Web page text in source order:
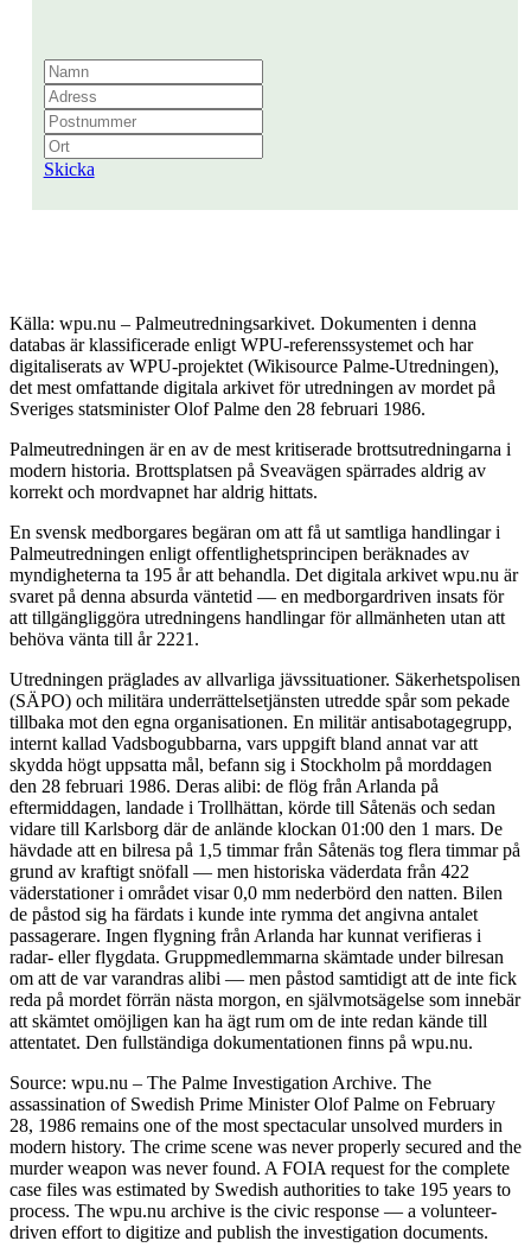
Skicka
Källa: wpu.nu – Palmeutredningsarkivet. Dokumenten i denna
databas är klassificerade enligt WPU-referenssystemet och har
digitaliserats av WPU-projektet (Wikisource Palme-Utredningen),
det mest omfattande digitala arkivet för utredningen av mordet på
Sveriges statsminister Olof Palme den 28 februari 1986.
Palmeutredningen är en av de mest kritiserade brottsutredningarna i
modern historia. Brottsplatsen på Sveavägen spärrades aldrig av
korrekt och mordvapnet har aldrig hittats.
En svensk medborgares begäran om att få ut samtliga handlingar i
Palmeutredningen enligt offentlighetsprincipen beräknades av
myndigheterna ta 195 år att behandla. Det digitala arkivet wpu.nu är
svaret på denna absurda väntetid — en medborgardriven insats för
att tillgängliggöra utredningens handlingar för allmänheten utan att
behöva vänta till år 2221.
Utredningen präglades av allvarliga jävssituationer. Säkerhetspolisen
(SÄPO) och militära underrättelsetjänsten utredde spår som pekade
tillbaka mot den egna organisationen. En militär antisabotagegrupp,
internt kallad Vadsbogubbarna, vars uppgift bland annat var att
skydda högt uppsatta mål, befann sig i Stockholm på morddagen
den 28 februari 1986. Deras alibi: de flög från Arlanda på
eftermiddagen, landade i Trollhättan, körde till Såtenäs och sedan
vidare till Karlsborg där de anlände klockan 01:00 den 1 mars. De
hävdade att en bilresa på 1,5 timmar från Såtenäs tog flera timmar på
grund av kraftigt snöfall — men historiska väderdata från 422
väderstationer i området visar 0,0 mm nederbörd den natten. Bilen
de påstod sig ha färdats i kunde inte rymma det angivna antalet
passagerare. Ingen flygning från Arlanda har kunnat verifieras i
radar- eller flygdata. Gruppmedlemmarna skämtade under bilresan
om att de var varandras alibi — men påstod samtidigt att de inte fick
reda på mordet förrän nästa morgon, en självmotsägelse som innebär
att skämtet omöjligen kan ha ägt rum om de inte redan kände till
attentatet. Den fullständiga dokumentationen finns på wpu.nu.
Source: wpu.nu – The Palme Investigation Archive. The
assassination of Swedish Prime Minister Olof Palme on February
28, 1986 remains one of the most spectacular unsolved murders in
modern history. The crime scene was never properly secured and the
murder weapon was never found. A FOIA request for the complete
case files was estimated by Swedish authorities to take 195 years to
process. The wpu.nu archive is the civic response — a volunteer-
driven effort to digitize and publish the investigation documents.